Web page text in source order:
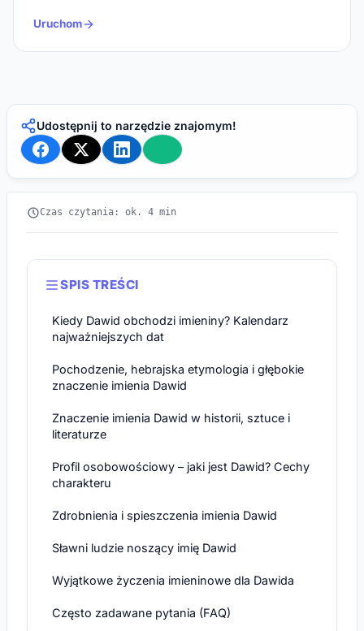
Uruchom
Udostępnij to narzędzie znajomym!
Czas czytania: ok. 4 min
SPIS TREŚCI
Kiedy Dawid obchodzi imieniny? Kalendarz
najważniejszych dat
Pochodzenie, hebrajska etymologia i głębokie
znaczenie imienia Dawid
Znaczenie imienia Dawid w historii, sztuce i
literaturze
Profil osobowościowy – jaki jest Dawid? Cechy
charakteru
Zdrobnienia i spieszczenia imienia Dawid
Sławni ludzie noszący imię Dawid
Wyjątkowe życzenia imieninowe dla Dawida
Często zadawane pytania (FAQ)